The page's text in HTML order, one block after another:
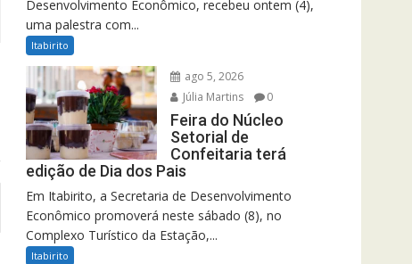
Desenvolvimento Econômico, recebeu ontem (4),
uma palestra com...
Itabirito
ago 5, 2026
Júlia Martins
0
Feira do Núcleo
Setorial de
Confeitaria terá
edição de Dia dos Pais
Em Itabirito, a Secretaria de Desenvolvimento
Econômico promoverá neste sábado (8), no
Complexo Turístico da Estação,...
Itabirito